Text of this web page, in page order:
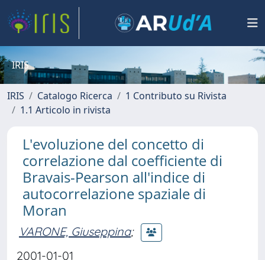
IRIS
IRIS Catalogo Ricerca
1 Contributo su Rivista
1.1 Articolo in rivista
L'evoluzione del concetto di
correlazione dal coefficiente di
Bravais-Pearson all'indice di
autocorrelazione spaziale di
Moran
VARONE, Giuseppina;
2001-01-01